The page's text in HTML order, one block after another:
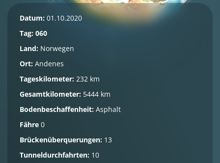
Datum: 01.10.2020
Tag: 060
Land: Norwegen
Ort: Andenes
Tageskilometer: 232 km
Gesamtkilometer: 5444 km
Bodenbeschaffenheit: Asphalt
Fähre 0
Brückenüberquerungen: 13
Tunneldurchfahrten: 10